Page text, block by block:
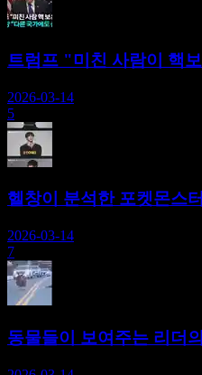
트럼프 "미친 사람이 핵
2026-03-14
5
헬창이 분석한 포켓몬스
2026-03-14
7
동물들이 보여주는 리더